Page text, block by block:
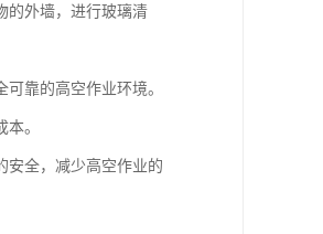
的外墙，进行玻璃清
靠的高空作业环境。
。
安全，减少高空作业的